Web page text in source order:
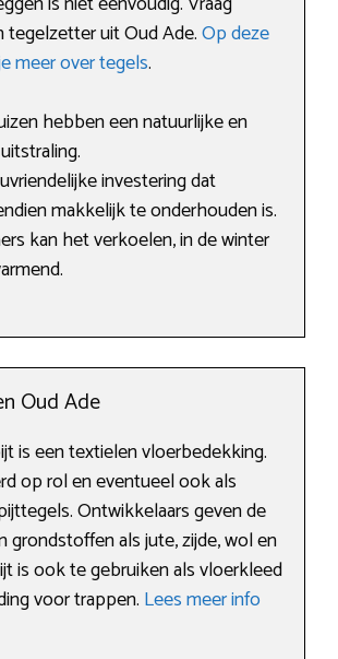
tegelzetter uit Oud Ade.Op deze
meer over tegels.
hebben een natuurlijke en
investering dat
makkelijk te onderhouden is.
kan het verkoelen, in de winter
Oud Ade
is een textielen vloerbedekking.
op rol en eventueel ook als
Ontwikkelaars geven de
grondstoffen als jute, zijde, wol en
is ook te gebruiken als vloerkleed
voor trappen. Lees meer info